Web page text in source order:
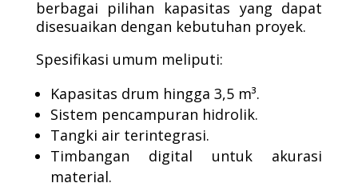
berbagai pilihan kapasitas yang dapat
disesuaikan dengan kebutuhan proyek.
Spesifikasi umum meliputi:
Kapasitas drum hingga 3,5 m³.
Sistem pencampuran hidrolik.
Tangki air terintegrasi.
Timbangan digital untuk akurasi
material.